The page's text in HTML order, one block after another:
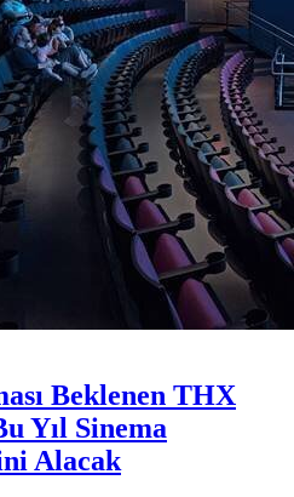
Beklenen THX
Yıl Sinema
Alacak